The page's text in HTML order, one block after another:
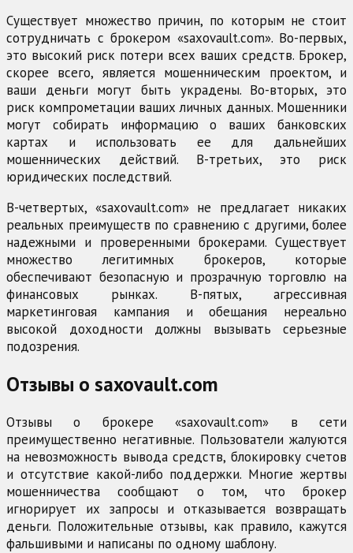
Существует множество причин, по которым не стоит
сотрудничать с брокером «saxovault.com». Во-первых,
это высокий риск потери всех ваших средств. Брокер,
скорее всего, является мошенническим проектом, и
ваши деньги могут быть украдены. Во-вторых, это
риск компрометации ваших личных данных. Мошенники
могут собирать информацию о ваших банковских
картах и использовать ее для дальнейших
мошеннических действий. В-третьих, это риск
юридических последствий.
В-четвертых, «saxovault.com» не предлагает никаких
реальных преимуществ по сравнению с другими, более
надежными и проверенными брокерами. Существует
множество легитимных брокеров, которые
обеспечивают безопасную и прозрачную торговлю на
финансовых рынках. В-пятых, агрессивная
маркетинговая кампания и обещания нереально
высокой доходности должны вызывать серьезные
подозрения.
Отзывы о saxovault.com
Отзывы о брокере «saxovault.com» в сети
преимущественно негативные. Пользователи жалуются
на невозможность вывода средств, блокировку счетов
и отсутствие какой-либо поддержки. Многие жертвы
мошенничества сообщают о том, что брокер
игнорирует их запросы и отказывается возвращать
деньги. Положительные отзывы, как правило, кажутся
фальшивыми и написаны по одному шаблону.